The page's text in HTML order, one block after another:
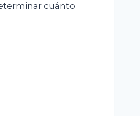
cuánto